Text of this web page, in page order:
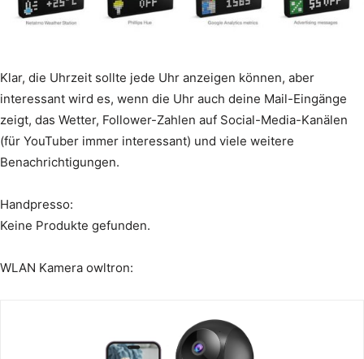
Klar, die Uhrzeit sollte jede Uhr anzeigen können, aber
interessant wird es, wenn die Uhr auch deine Mail-Eingänge
zeigt, das Wetter, Follower-Zahlen auf Social-Media-Kanälen
(für YouTuber immer interessant) und viele weitere
Benachrichtigungen.
Handpresso:
Keine Produkte gefunden.
WLAN Kamera owltron: